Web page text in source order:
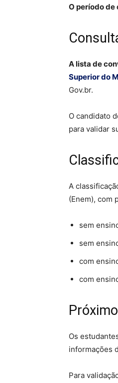
O período de
A lista de
Superior do
Gov.br.
O candidato
para validar
A
(Enem), com
sem
sem
com
com
Os
informações
​​Para